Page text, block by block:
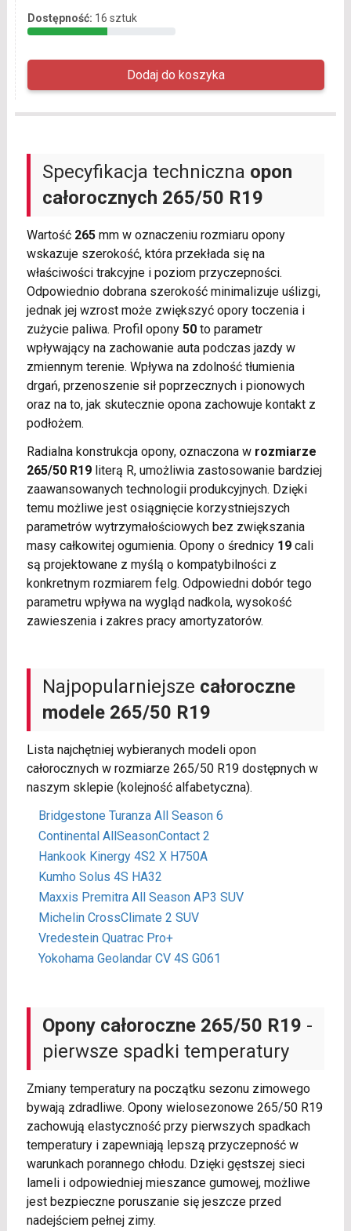
Dostępność: 16 sztuk
Specyfikacja techniczna opon
całorocznych 265/50 R19
Wartość 265mm w oznaczeniu rozmiaru opony
wskazuje szerokość, która przekłada się na
właściwości trakcyjne i poziom przyczepności.
Odpowiednio dobrana szerokość minimalizuje uślizgi,
jednak jej wzrost może zwiększyć opory toczenia i
zużycie paliwa. Profil opony 50to parametr
wpływający na zachowanie auta podczas jazdy w
zmiennym terenie. Wpływa na zdolność tłumienia
drgań, przenoszenie sił poprzecznych i pionowych
oraz na to, jak skutecznie opona zachowuje kontakt z
podłożem.
Radialna konstrukcja opony, oznaczona w rozmiarze
265/50 R19literą R, umożliwia zastosowanie bardziej
zaawansowanych technologii produkcyjnych. Dzięki
temu możliwe jest osiągnięcie korzystniejszych
parametrów wytrzymałościowych bez zwiększania
masy całkowitej ogumienia. Opony o średnicy 19cali
są projektowane z myślą o kompatybilności z
konkretnym rozmiarem felg. Odpowiedni dobór tego
parametru wpływa na wygląd nadkola, wysokość
zawieszenia i zakres pracy amortyzatorów.
Najpopularniejsze całoroczne
modele 265/50 R19
Lista najchętniej wybieranych modeli opon
całorocznych w rozmiarze 265/50 R19 dostępnych w
naszym sklepie (kolejność alfabetyczna).
Bridgestone Turanza All Season 6
Continental AllSeasonContact 2
Hankook Kinergy 4S2 X H750A
Kumho Solus 4S HA32
Maxxis Premitra All Season AP3 SUV
Michelin CrossClimate 2 SUV
Vredestein Quatrac Pro+
Yokohama Geolandar CV 4S G061
Opony całoroczne 265/50 R19 -
pierwsze spadki temperatury
Zmiany temperatury na początku sezonu zimowego
bywają zdradliwe. Opony wielosezonowe 265/50 R19
zachowują elastyczność przy pierwszych spadkach
temperatury i zapewniają lepszą przyczepność w
warunkach porannego chłodu. Dzięki gęstszej sieci
lameli i odpowiedniej mieszance gumowej, możliwe
jest bezpieczne poruszanie się jeszcze przed
nadejściem pełnej zimy.